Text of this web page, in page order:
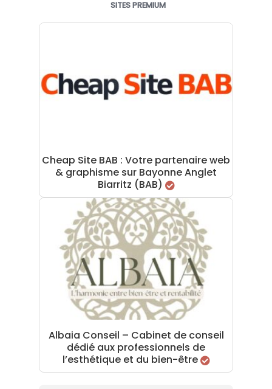
SITES PREMIUM
Cheap Site BAB : Votre partenaire web
& graphisme sur Bayonne Anglet
Biarritz (BAB)
Albaia Conseil – Cabinet de conseil
dédié aux professionnels de
l’esthétique et du bien-être